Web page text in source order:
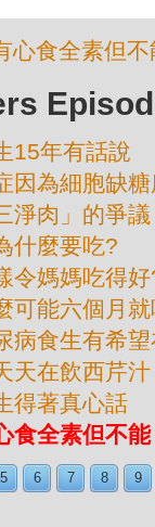
心食全素但不
15年有話說
因為細胞缺
淨肉」的爭議
什麼要吃?
令媽媽吃得
可能六個月
病食生有希
天在飲西芹汁
得著真心話
食全素但不
5 6 7 8 9